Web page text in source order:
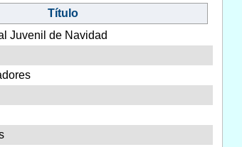
Título
Juvenil de Navidad